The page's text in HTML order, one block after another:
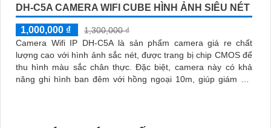
DH-C5A CAMERA WIFI CUBE HÌNH ẢNH SIÊU NÉT
1,000,000 ₫
1,300,000 ₫
Camera Wifi IP DH-C5A là sản phẩm camera giá re chất
lượng cao với hình ảnh sắc nét, được trang bị chip CMOS để
thu hình màu sắc chân thực. Đặc biệt, camera này có khả
năng ghi hình ban đêm với hồng ngoại 10m, giúp giám sát